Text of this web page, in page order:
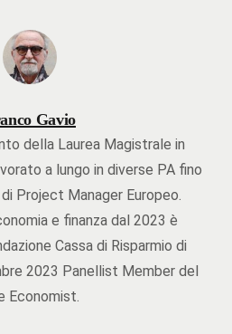
Gavio
della Laurea Magistrale in
a lungo in diverse PA fino
Project Manager Europeo.
e finanza dal 2023 è
Cassa di Risparmio di
2023 Panellist Member del
Economist.